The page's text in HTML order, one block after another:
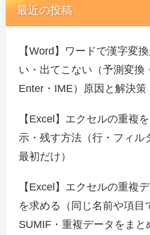
最近の投稿
【Word】ワードで漢字変
い・出てこない（予測変換
Enter・IME）原因と解決策
【Excel】エクセルの重複
示・残す方法（行・フィル
最初だけ）
【Excel】エクセルの重複
を求める（同じ名前や項目
SUMIF・重複データをまと